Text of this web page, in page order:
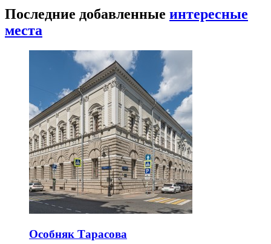
Последние добавленные интересные
места
Особняк Тарасова